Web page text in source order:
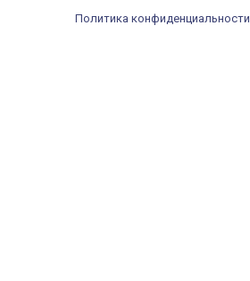
Политика конфиденциальности